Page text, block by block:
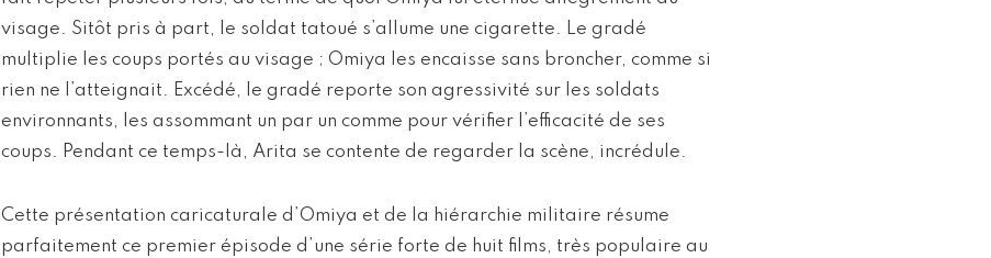
visage. Sitôt pris à part, le soldat tatoué s’allume une cigarette. Le gradé
multiplie les coups portés au visage ; Omiya les encaisse sans broncher, comme si
rien ne l’atteignait. Excédé, le gradé reporte son agressivité sur les soldats
environnants, les assommant un par un comme pour vérifier l’efficacité de ses
coups. Pendant ce temps-là, Arita se contente de regarder la scène, incrédule.
Cette présentation caricaturale d’Omiya et de la hiérarchie militaire résume
parfaitement ce premier épisode d’une série forte de huit films, très populaire au